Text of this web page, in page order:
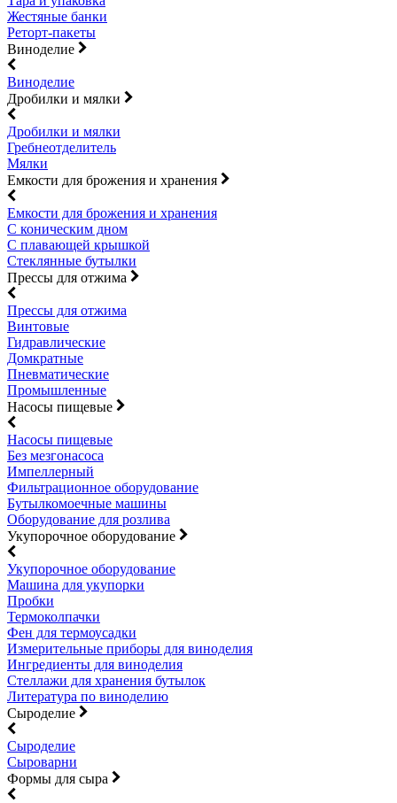
Жестяные банки
Реторт-пакеты
Виноделие
Виноделие
Дробилки и мялки
Дробилки и мялки
Гребнеотделитель
Мялки
Емкости для брожения и хранения
Емкости для брожения и хранения
С коническим дном
С плавающей крышкой
Стеклянные бутылки
Прессы для отжима
Прессы для отжима
Винтовые
Гидравлические
Домкратные
Пневматические
Промышленные
Насосы пищевые
Насосы пищевые
Без мезгонасоса
Импеллерный
Фильтрационное оборудование
Бутылкомоечные машины
Оборудование для розлива
Укупорочное оборудование
Укупорочное оборудование
Машина для укупорки
Пробки
Термоколпачки
Фен для термоусадки
Измерительные приборы для виноделия
Ингредиенты для виноделия
Стеллажи для хранения бутылок
Литература по виноделию
Сыроделие
Сыроделие
Сыроварни
Формы для сыра